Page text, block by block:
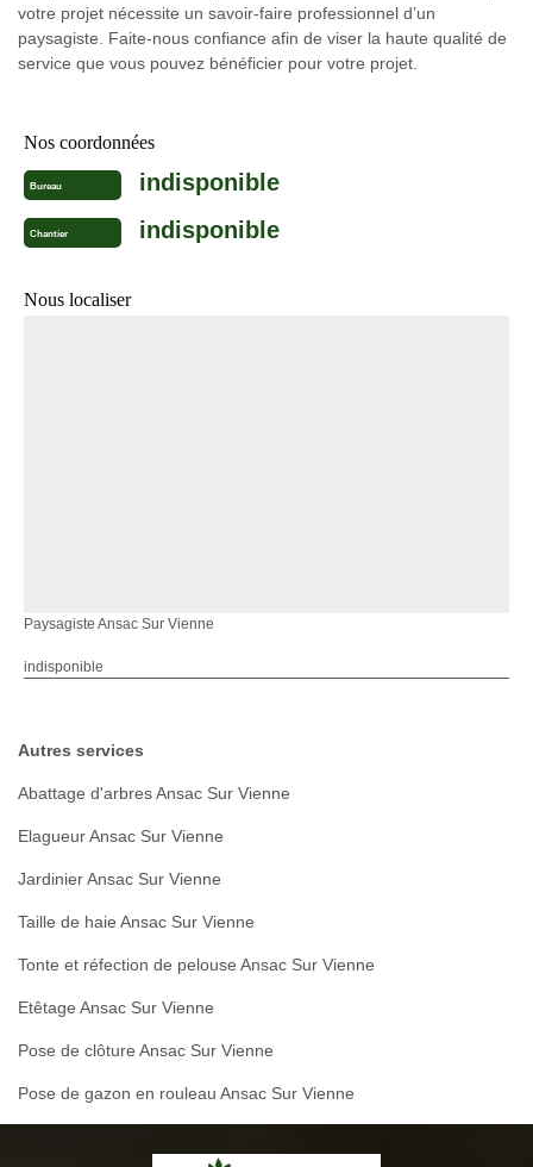
votre projet nécessite un savoir-faire professionnel d’un
paysagiste. Faite-nous confiance afin de viser la haute qualité de
service que vous pouvez bénéficier pour votre projet.
Nos coordonnées
Bureau indisponible
Chantier indisponible
Nous localiser
Paysagiste Ansac Sur Vienne
indisponible
Autres services
Abattage d'arbres Ansac Sur Vienne
Elagueur Ansac Sur Vienne
Jardinier Ansac Sur Vienne
Taille de haie Ansac Sur Vienne
Tonte et réfection de pelouse Ansac Sur Vienne
Etêtage Ansac Sur Vienne
Pose de clôture Ansac Sur Vienne
Pose de gazon en rouleau Ansac Sur Vienne